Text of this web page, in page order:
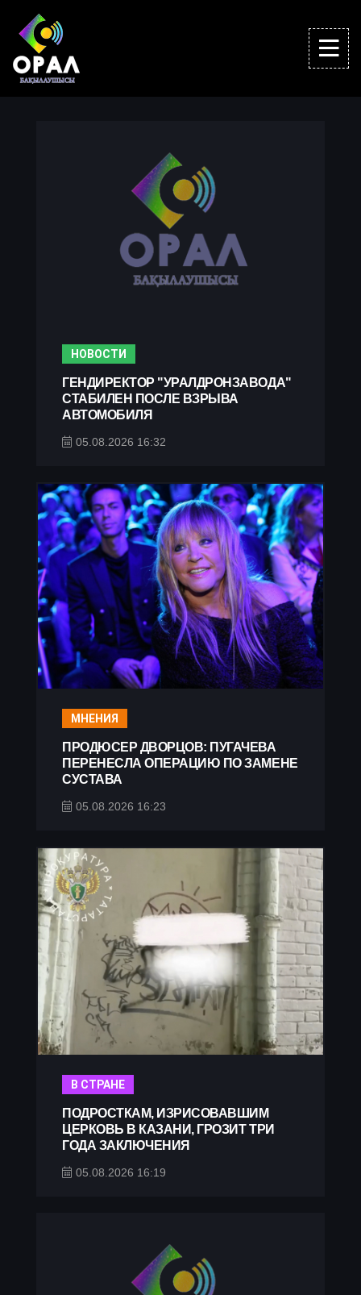
НОВОСТИ
ГЕНДИРЕКТОР "УРАЛДРОНЗАВОДА"
СТАБИЛЕН ПОСЛЕ ВЗРЫВА
АВТОМОБИЛЯ
05.08.2026 16:32
МНЕНИЯ
ПРОДЮСЕР ДВОРЦОВ: ПУГАЧЕВА
ПЕРЕНЕСЛА ОПЕРАЦИЮ ПО ЗАМЕНЕ
СУСТАВА
05.08.2026 16:23
В СТРАНЕ
ПОДРОСТКАМ, ИЗРИСОВАВШИМ
ЦЕРКОВЬ В КАЗАНИ, ГРОЗИТ ТРИ
ГОДА ЗАКЛЮЧЕНИЯ
05.08.2026 16:19